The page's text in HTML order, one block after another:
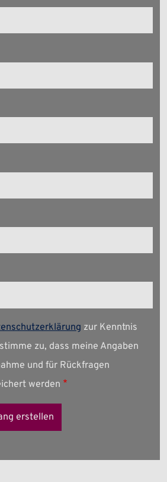
zur Kenntnis
zu, dass meine Angaben
und für Rückfragen
werden